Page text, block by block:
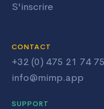
S'inscrire
CONTACT
+32 (0) 475 21 74 75
info@mimp.app
SUPPORT